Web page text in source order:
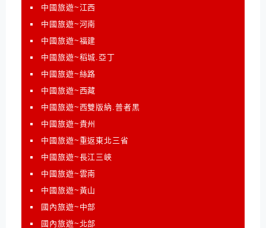
中國旅遊~江西
中國旅遊~河南
中國旅遊~福建
中國旅遊~稻城.亞丁
中國旅遊~絲路
中國旅遊~西藏
中國旅遊~西雙版納.普者黑
中國旅遊~貴州
中國旅遊~重返東北三省
中國旅遊~長江三峽
中國旅遊~雲南
中國旅遊~黃山
國內旅遊~中部
國內旅遊~北部